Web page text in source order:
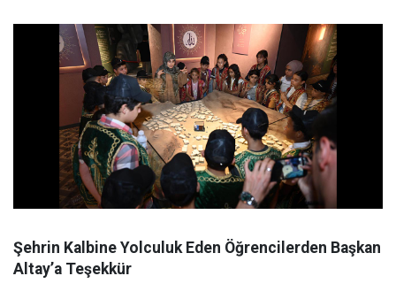
Şehrin Kalbine Yolculuk Eden Öğrencilerden Başkan
Altay’a Teşekkür